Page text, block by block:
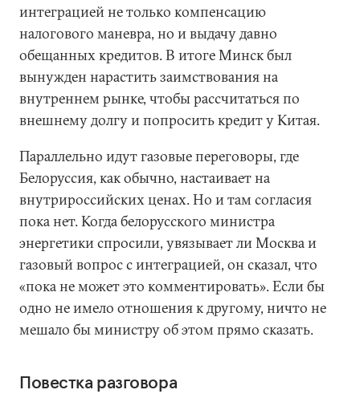
интеграцией не только компенсацию
налогового маневра, но и выдачу давно
обещанных кредитов. В итоге Минск был
вынужден нарастить заимствования на
внутреннем рынке, чтобы рассчитаться по
внешнему долгу и попросить кредит у Китая.
Параллельно идут газовые переговоры, где
Белоруссия, как обычно, настаивает на
внутрироссийских ценах. Но и там согласия
пока нет. Когда белорусского министра
энергетики спросили, увязывает ли Москва и
газовый вопрос с интеграцией, он сказал, что
«пока не может это комментировать». Если бы
одно не имело отношения к другому, ничто не
мешало бы министру об этом прямо сказать.
Повестка разговора